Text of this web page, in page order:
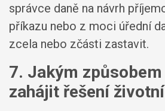
správce daně na návrh
příkazu nebo z moci úřední
zcela nebo zčásti zastavit.
7. Jakým
zahájit řešení